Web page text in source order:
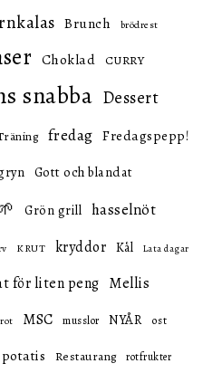
Brunch brödrest
Choklad CURRY
snabba Dessert
fredag Fredagspepp!
Gott och blandat
Grön grill hasselnöt
KRUT kryddor Kål Lata dagar
för liten peng Mellis
MSC musslor NYÅR ost
potatis Restaurang rotfrukter